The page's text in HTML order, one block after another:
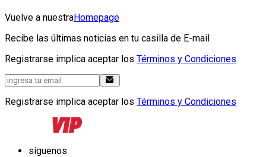
Vuelve a nuestraHomepage
Recibe las últimas noticias en tu casilla de E-mail
Registrarse implica aceptar los Términos y Condiciones
Registrarse implica aceptar los Términos y Condiciones
síguenos